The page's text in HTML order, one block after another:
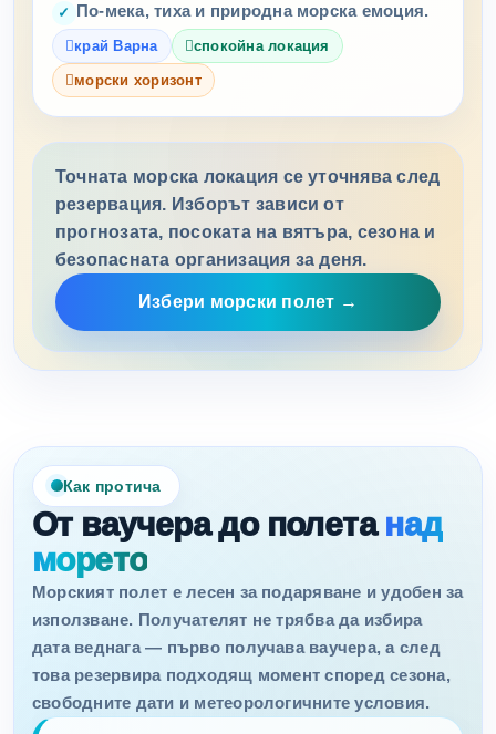
По-мека, тиха и природна морска емоция.
край Варна спокойна локация
морски хоризонт
Точната морска локация се уточнява след
резервация. Изборът зависи от
прогнозата, посоката на вятъра, сезона и
безопасната организация за деня.
Избери морски полет →
Как протича
От ваучера до полетанад
морето
Морският полет е лесен за подаряване и удобен за
използване. Получателят не трябва да избира
дата веднага — първо получава ваучера, а след
това резервира подходящ момент според сезона,
свободните дати и метеорологичните условия.